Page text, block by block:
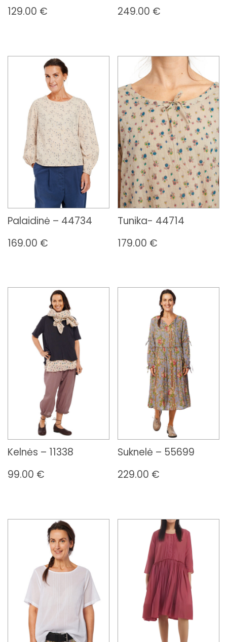
129.00 € 249.00 €
Palaidinė – 44734
169.00 €
Tunika- 44714
179.00 €
Kelnės – 11338
99.00 €
Suknelė – 55699
229.00 €